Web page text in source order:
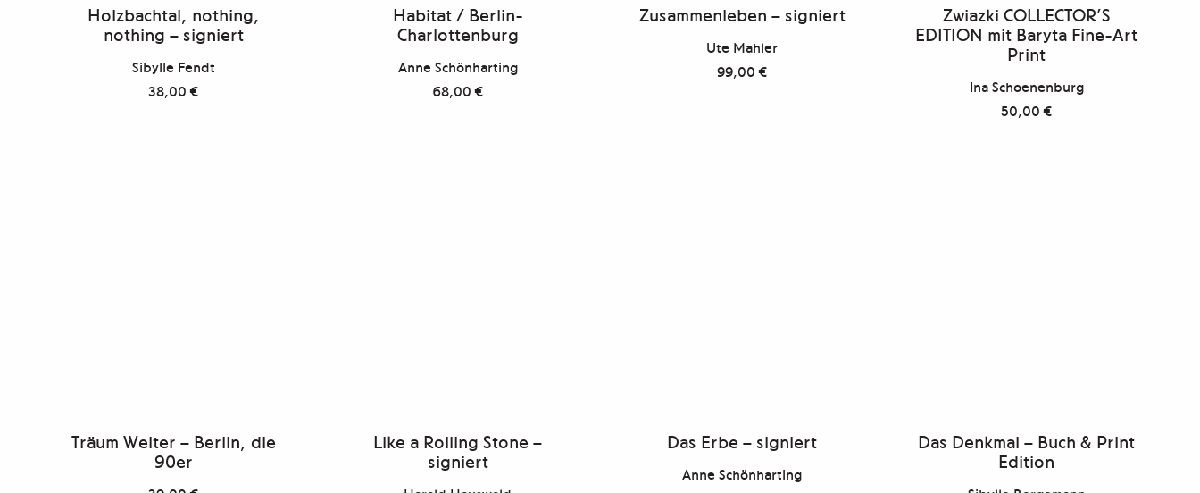
Holzbachtal, nothing,
nothing – signiert
Sibylle Fendt
38,00€
Habitat / Berlin-
Charlottenburg
Anne Schönharting
68,00€
Zusammenleben – signiert
Ute Mahler
99,00€
Zwiazki COLLECTOR’S
EDITION mit Baryta Fine-Art
Print
Ina Schoenenburg
50,00€
Träum Weiter – Berlin, die
90er
Like a Rolling Stone –
signiert
Das Erbe – signiert
Anne Schönharting
Das Denkmal – Buch & Print
Edition